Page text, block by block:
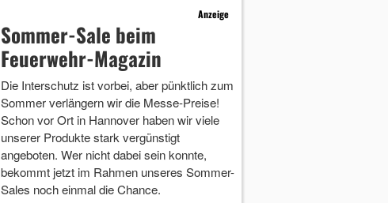
Anzeige
Sommer-Sale beim
Feuerwehr-Magazin
Die Interschutz ist vorbei, aber pünktlich zum
Sommer verlängern wir die Messe-Preise!
Schon vor Ort in Hannover haben wir viele
unserer Produkte stark vergünstigt
angeboten. Wer nicht dabei sein konnte,
bekommt jetzt im Rahmen unseres Sommer-
Sales noch einmal die Chance.